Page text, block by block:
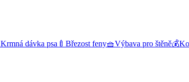
Krmná dávka psa 🍼 Březost feny🧺Výbava pro štěně💰